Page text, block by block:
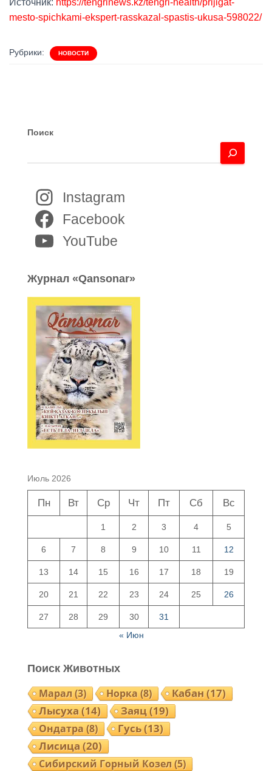
mesto-spichkami-ekspert-rasskazal-spastis-ukusa-598022/
Рубрики: НОВОСТИ
Поиск
Instagram
Facebook
YouTube
Журнал «Qansonar»
Июль 2026
Пн Вт Ср Чт Пт Сб Вс
1 2 3 4 5
6 7 8 9 10 11 12
13 14 15 16 17 18 19
20 21 22 23 24 25 26
27 28 29 30
31
« Июн
Поиск Животных
Марал(3) Норка(8) Кабан(17)
Лысуха(14) Заяц(19)
Ондатра(8) Гусь(13)
Лисица(20)
Сибирский Горный Козел(5)